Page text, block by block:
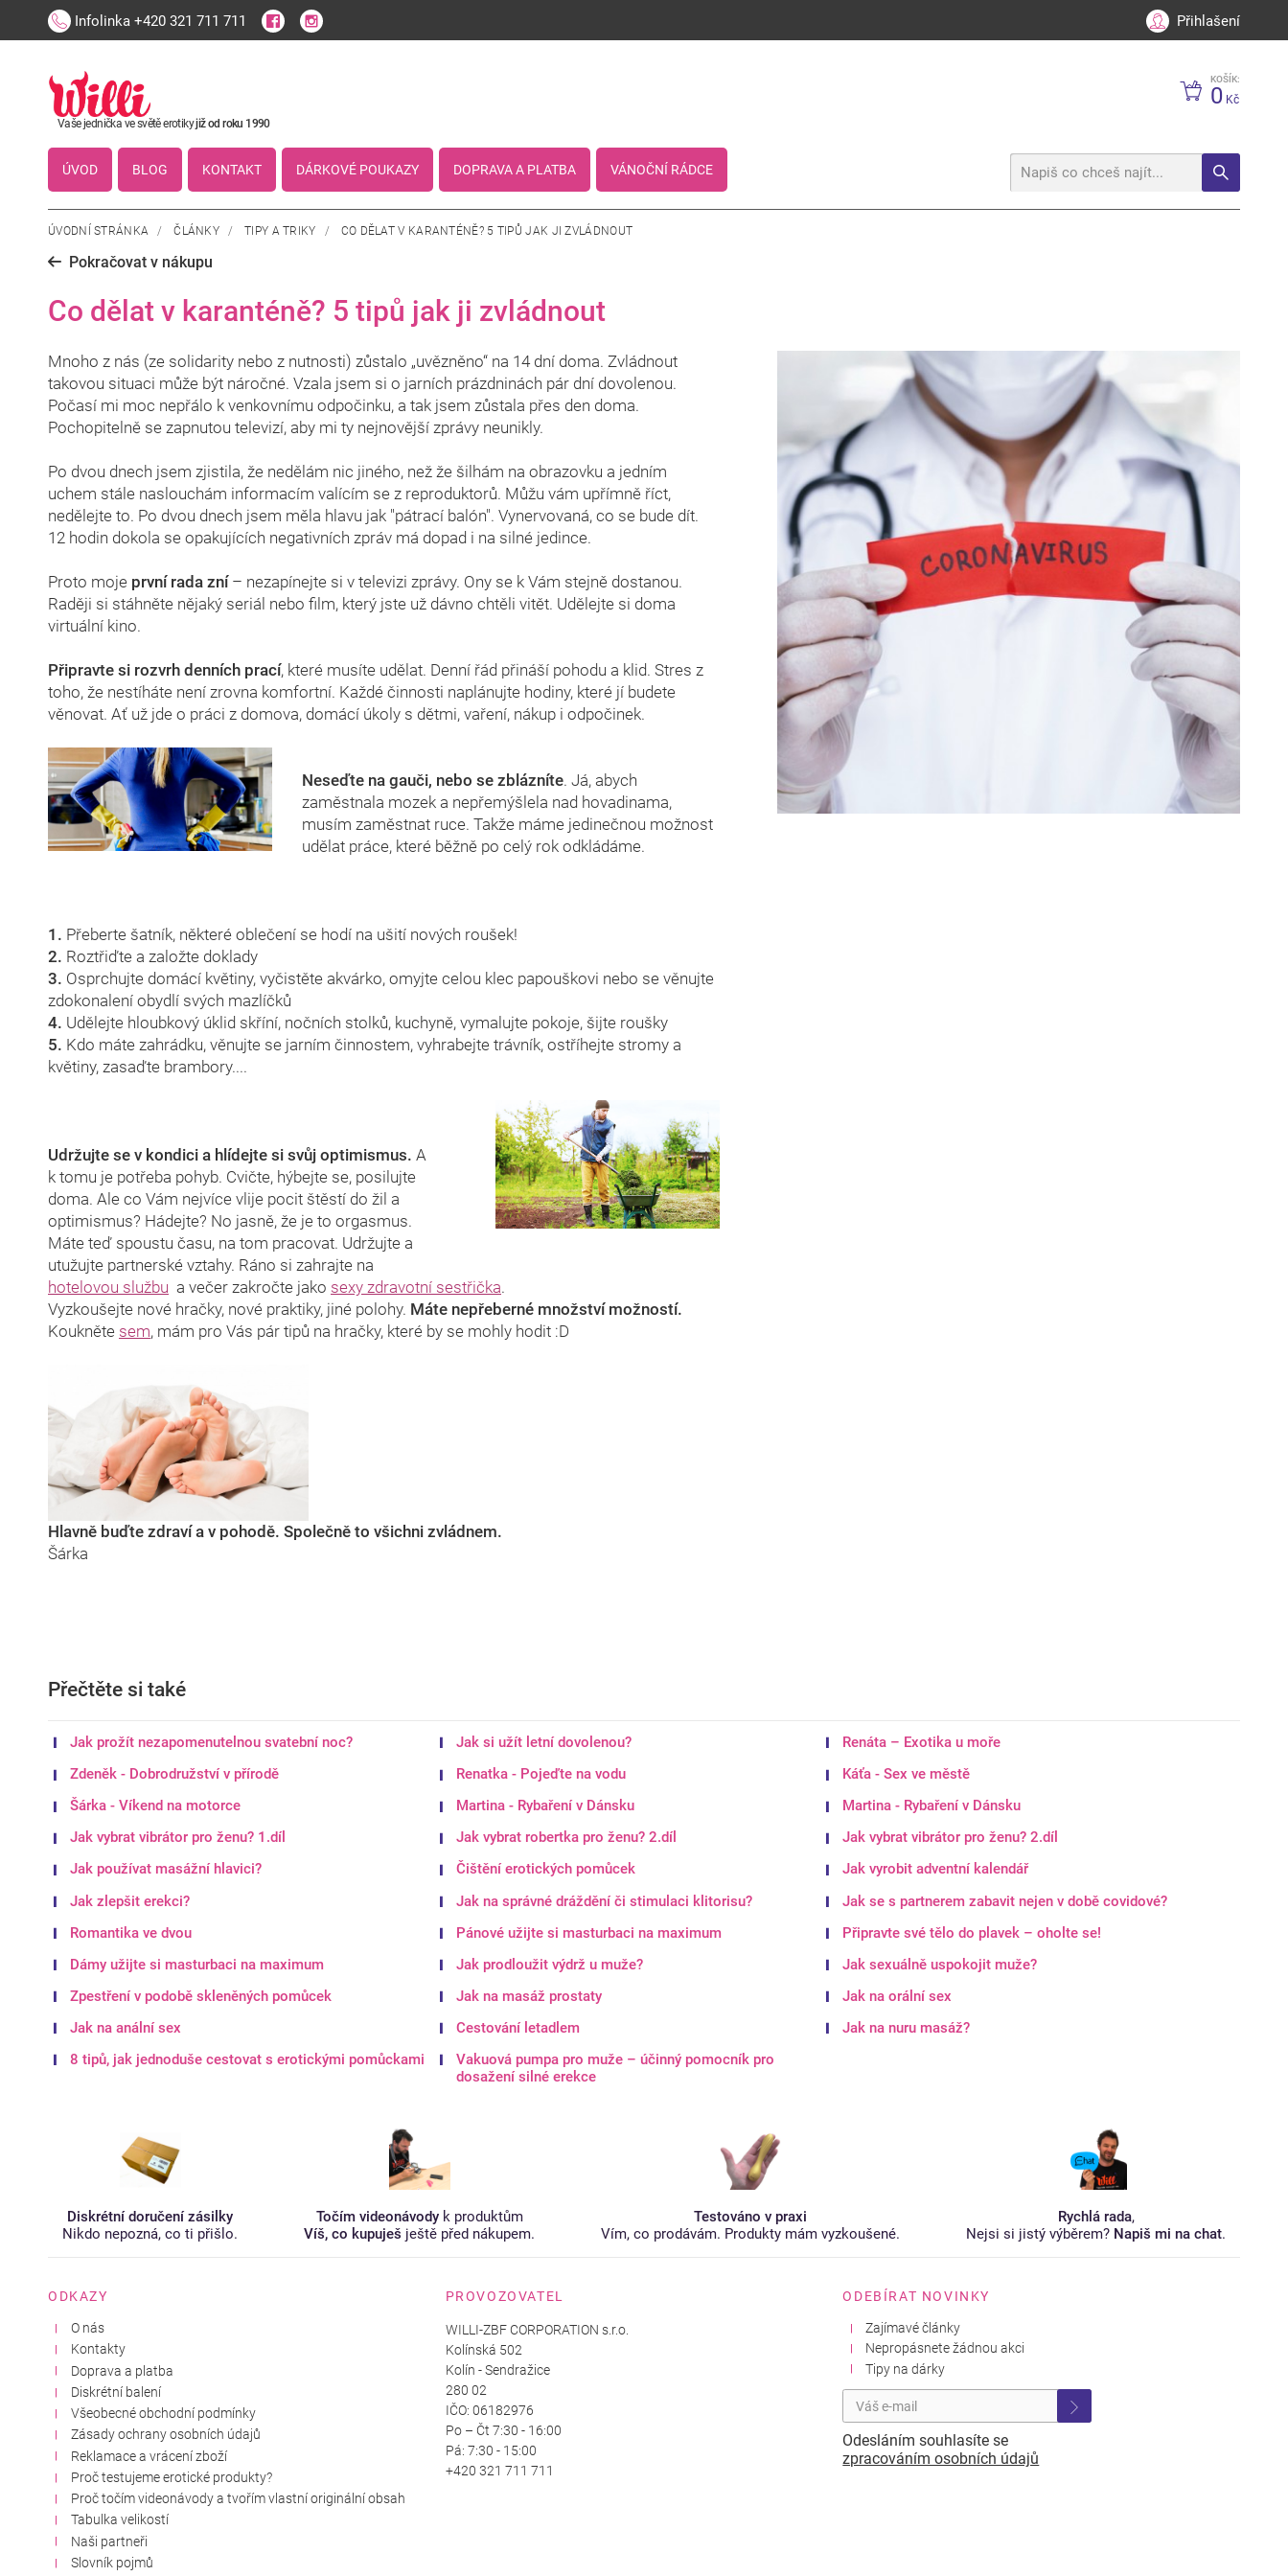
Infolinka +420 321 711 711 Přihlašení
Vaše jednička ve světě erotikyjiž od roku 1990
ÚVOD BLOG KONTAKT DÁRKOVÉ POUKAZY DOPRAVA A PLATBA VÁNOČNÍ RÁDCE
KOŠÍK:
0 Kč
ÚVODNÍ STRÁNKA /ČLÁNKY /TIPY A TRIKY / CO DĚLAT V KARANTÉNĚ? 5 TIPŮ JAK JI ZVLÁDNOUT
Pokračovat v nákupu
Co dělat v karanténě? 5 tipů jak ji zvládnout
Mnoho z nás (ze solidarity nebo z nutnosti) zůstalo „uvězněno“ na 14 dní doma. Zvládnout
takovou situaci může být náročné. Vzala jsem si o jarních prázdninách pár dní dovolenou.
Počasí mi moc nepřálo k venkovnímu odpočinku, a tak jsem zůstala přes den doma.
Pochopitelně se zapnutou televizí, aby mi ty nejnovější zprávy neunikly.
Po dvou dnech jsem zjistila, že nedělám nic jiného, než že šilhám na obrazovku a jedním
uchem stále naslouchám informacím valícím se z reproduktorů. Můžu vám upřímně říct,
nedělejte to. Po dvou dnech jsem měla hlavu jak "pátrací balón". Vynervovaná, co se bude dít.
12 hodin dokola se opakujících negativních zpráv má dopad i na silné jedince.
Proto moje první rada zní– nezapínejte si v televizi zprávy. Ony se k Vám stejně dostanou.
Raději si stáhněte nějaký seriál nebo film, který jste už dávno chtěli vitět. Udělejte si doma
virtuální kino.
Připravte si rozvrh denních prací, které musíte udělat. Denní řád přináší pohodu a klid. Stres z
toho, že nestíháte není zrovna komfortní. Každé činnosti naplánujte hodiny, které jí budete
věnovat. Ať už jde o práci z domova, domácí úkoly s dětmi, vaření, nákup i odpočinek.
Neseďte na gauči, nebo se zblázníte. Já, abych
zaměstnala mozek a nepřemýšlela nad hovadinama,
musím zaměstnat ruce. Takže máme jedinečnou možnost
udělat práce, které běžně po celý rok odkládáme.
1. Přeberte šatník, některé oblečení se hodí na ušití nových roušek!
2. Roztřiďte a založte doklady
3. Osprchujte domácí květiny, vyčistěte akvárko, omyjte celou klec papouškovi nebo se věnujte
zdokonalení obydlí svých mazlíčků
4. Udělejte hloubkový úklid skříní, nočních stolků, kuchyně, vymalujte pokoje, šijte roušky
5. Kdo máte zahrádku, věnujte se jarním činnostem, vyhrabejte trávník, ostříhejte stromy a
květiny, zasaďte brambory....
Udržujte se v kondici a hlídejte si svůj optimismus. A
k tomu je potřeba pohyb. Cvičte, hýbejte se, posilujte
doma. Ale co Vám nejvíce vlije pocit štěstí do žil a
optimismus? Hádejte? No jasně, že je to orgasmus.
Máte teď spoustu času, na tom pracovat. Udržujte a
utužujte partnerské vztahy. Ráno si zahrajte na
hotelovou službu a večer zakročte jako sexy zdravotní sestřička.
Vyzkoušejte nové hračky, nové praktiky, jiné polohy. Máte nepřeberné množství možností.
Koukněte sem, mám pro Vás pár tipů na hračky, které by se mohly hodit :D
Hlavně buďte zdraví a v pohodě. Společně to všichni zvládnem.
Šárka
Přečtěte si také
Jak prožít nezapomenutelnou svatební noc? Jak si užít letní dovolenou?
Renáta – Exotika u moře
Zdeněk - Dobrodružství v přírodě
Renatka - Pojeďte na vodu
Káťa - Sex ve městě
Šárka - Víkend na motorce
Martina - Rybaření v Dánsku
Martina - Rybaření v Dánsku
Jak vybrat vibrátor pro ženu? 1.díl
Jak vybrat robertka pro ženu? 2.díl
Jak vybrat vibrátor pro ženu? 2.díl
Jak používat masážní hlavici?
Čištění erotických pomůcek
Jak vyrobit adventní kalendář
Jak zlepšit erekci?
Jak na správné dráždění či stimulaci klitorisu?
Jak se s partnerem zabavit nejen v době covidové?
Romantika ve dvou
Pánové užijte si masturbaci na maximum
Připravte své tělo do plavek – oholte se!
Dámy užijte si masturbaci na maximum
Jak prodloužit výdrž u muže?
Jak sexuálně uspokojit muže?
Zpestření v podobě skleněných pomůcek
Jak na masáž prostaty
Jak na orální sex
Jak na anální sex
Cestování letadlem
Jak na nuru masáž?
8 tipů, jak jednoduše cestovat s erotickými pomůckami
Vakuová pumpa pro muže – účinný pomocník pro
dosažení silné erekce
Diskrétní doručení zásilky
Nikdo nepozná, co ti přišlo.
Točím videonávodyk produktům
Víš, co kupuješ ještě před nákupem.
Testováno v praxi
Vím, co prodávám. Produkty mám vyzkoušené.
Rychlá rada,
Nejsi si jistý výběrem? Napiš mi na chat.
ODKAZY
O nás
Kontakty
Doprava a platba
Diskrétní balení
Všeobecné obchodní podmínky
Zásady ochrany osobních údajů
Reklamace a vrácení zboží
Proč testujeme erotické produkty?
Proč točím videonávody a tvořím vlastní originální obsah
Tabulka velikostí
Naši partneři
Slovník pojmů
PROVOZOVATEL
WILLI-ZBF CORPORATION s.r.o.
Kolínská 502
Kolín - Sendražice
280 02
IČO: 06182976
Po – Čt 7:30 - 16:00
Pá: 7:30 - 15:00
+420 321 711 711
ODEBÍRAT NOVINKY
Zajímavé články
Nepropásnete žádnou akci
Tipy na dárky
Odesláním souhlasíte se
zpracováním osobních údajů